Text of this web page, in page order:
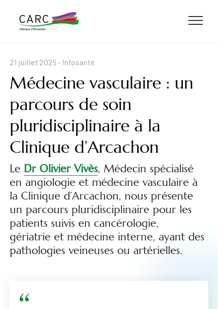
21 juillet 2025- Infosanté
Médecine vasculaire : un
parcours de soin
pluridisciplinaire à la
Clinique d’Arcachon
Le Dr Olivier Vivès, Médecin spécialisé
en angiologie et médecine vasculaire à
la Clinique d’Arcachon, nous présente
un parcours pluridisciplinaire pour les
patients suivis en cancérologie,
gériatrie et médecine interne, ayant des
pathologies veineuses ou artérielles.